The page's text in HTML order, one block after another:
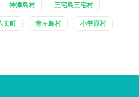
神津島村 三宅島三宅村
丈町 青ヶ島村 小笠原村